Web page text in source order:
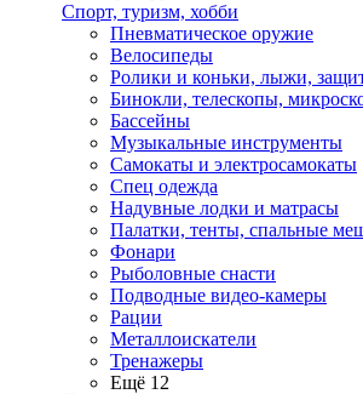
Спорт, туризм, хобби
Пневматическое оружие
Велосипеды
Ролики и коньки, лыжи,
Бинокли, телескопы,
Бассейны
Музыкальные инструменты
Самокаты и электросамокаты
Спец одежда
Надувные лодки и матрасы
Палатки, тенты, спальные
Фонари
Рыболовные снасти
Подводные видео-камеры
Рации
Металлоискатели
Тренажеры
Ещё 12